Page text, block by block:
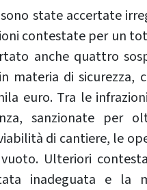
state accertate
contestate per un
anche quattro
materia di sicurezza,
euro. Tra le
sanzionate per
di cantiere, le
Ulteriori
inadeguata e la